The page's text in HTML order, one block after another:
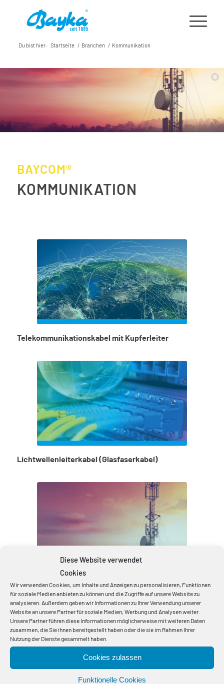
Diese Website verwendet
Cookies
Wir verwenden Cookies, um Inhalte und Anzeigen zu personalisieren, Funktionen
für soziale Medien anbieten zu können und die Zugriffe auf unsere Website zu
analysieren. Außerdem geben wir Informationen zu Ihrer Verwendung unserer
Website an unsere Partner für soziale Medien, Werbung und Analysen weiter.
Unsere Partner führen diese Informationen möglicherweise mit weiteren Daten
zusammen, die Sie ihnen bereitgestellt haben oder die sie im Rahmen Ihrer
Nutzung der Dienste gesammelt haben.
Cookies zulassen
Funktionelle Cookies
Du bist hier: Startseite / Branchen / Kommunikation
BAYCOM®
KOMMUNIKATION
Telekommunikationskabel mit Kupferleiter
Lichtwellenleiterkabel (Glasfaserkabel)
Referenzen